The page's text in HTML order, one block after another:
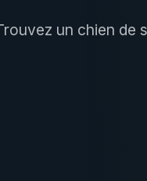
un chien de